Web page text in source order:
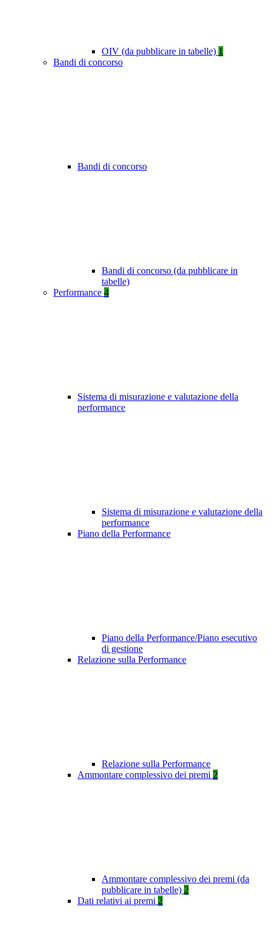
OIV (da pubblicare in tabelle) 1
Bandi di concorso
Bandi di concorso
Bandi di concorso (da pubblicare in
tabelle)
Performance 4
Sistema di misurazione e valutazione della
performance
Sistema di misurazione e valutazione della
performance
Piano della Performance
Piano della Performance/Piano esecutivo
di gestione
Relazione sulla Performance
Relazione sulla Performance
Ammontare complessivo dei premi 2
Ammontare complessivo dei premi (da
pubblicare in tabelle) 2
Dati relativi ai premi 2